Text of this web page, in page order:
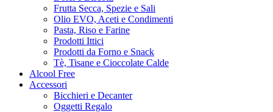
Frutta Secca, Spezie e Sali
Olio EVO, Aceti e Condimenti
Pasta, Riso e Farine
Prodotti Ittici
Prodotti da Forno e Snack
Tè, Tisane e Cioccolate Calde
Alcool Free
Accessori
Bicchieri e Decanter
Oggetti Regalo